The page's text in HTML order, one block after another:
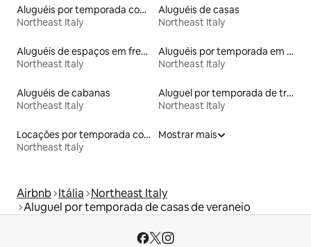
Aluguéis por temporada com banheiro para PCD
Northeast Italy
Aluguéis de casas
Northeast Italy
Aluguéis de espaços em frente à praia
Northeast Italy
Aluguéis por temporada em acampamentos
Northeast Italy
Aluguéis de cabanas
Northeast Italy
Aluguel por temporada de trailers
Northeast Italy
Locações por temporada com piscina
Northeast Italy
Mostrar mais
Airbnb Itália Northeast Italy
Aluguel por temporada de casas de veraneio